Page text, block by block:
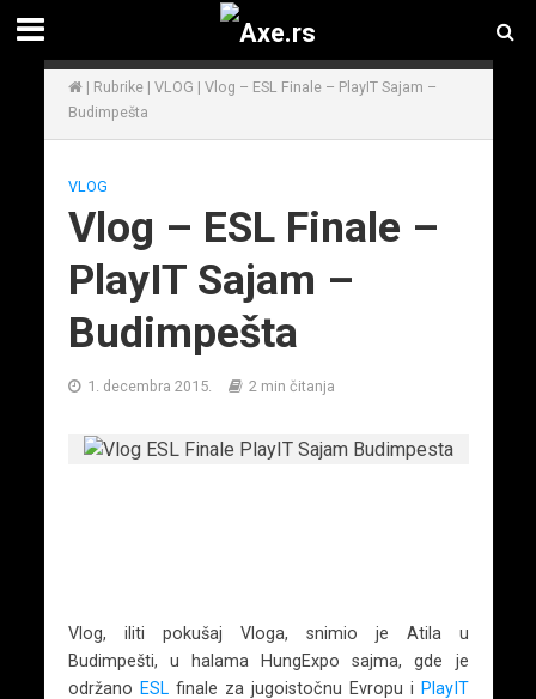
| Rubrike| VLOG | Vlog – ESL Finale – PlayIT Sajam –
Budimpešta
VLOG
Vlog – ESL Finale –
PlayIT Sajam –
Budimpešta
1. decembra 2015. 2 min čitanja
Vlog, iliti pokušaj Vloga, snimio je Atila u
Budimpešti, u halama HungExpo sajma, gde je
održano ESLfinale za jugoistočnu Evropu i PlayIT